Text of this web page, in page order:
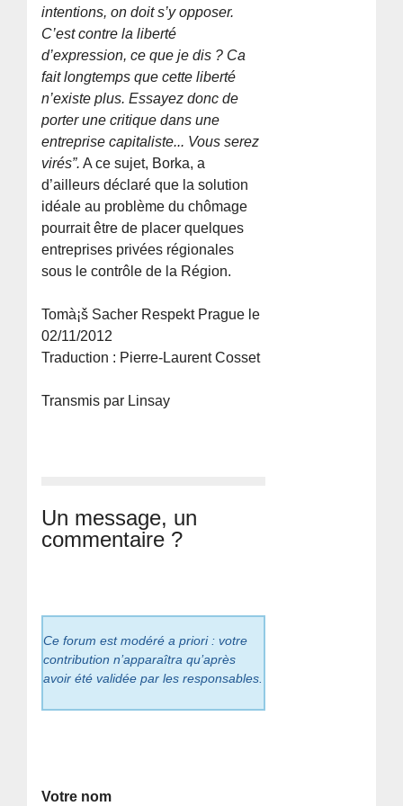
intentions, on doit s’y opposer.
C’est contre la liberté
d’expression, ce que je dis ? Ca
fait longtemps que cette liberté
n’existe plus. Essayez donc de
porter une critique dans une
entreprise capitaliste... Vous serez
virés”. A ce sujet, Borka, a
d’ailleurs déclaré que la solution
idéale au problème du chômage
pourrait être de placer quelques
entreprises privées régionales
sous le contrôle de la Région.
Tomà¡š Sacher Respekt Prague le
02/11/2012
Traduction : Pierre-Laurent Cosset
Transmis par Linsay
Un message, un
commentaire ?
Ce forum est modéré a priori : votre
contribution n’apparaîtra qu’après
avoir été validée par les responsables.
Votre nom